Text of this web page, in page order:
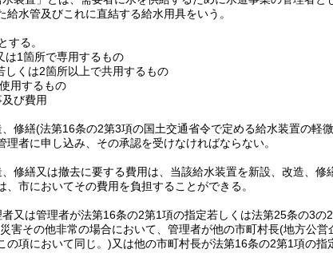
水管及びこれに直結する給水用具をいう。
する。
1箇所で専用するもの
くは2箇所以上で共用するもの
用するもの
び費用
修繕(法第16条の2第3項の国土交通省令で定める給水装置の軽
理者に申し込み、その承認を受けなければならない。
修繕又は撤去に要する費用は、当該給水装置を新設、改造、修
市においてその費用を負担することができる。
又は管理者が法第16条の2第1項の指定若しくは法第25条の3の
害その他非常の場合において、管理者が他の市町村長(地方公営
の項において同じ。)又は他の市町村長が法第16条の2第1項の